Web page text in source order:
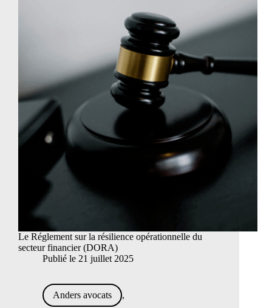
Le Réglement sur la résilience opérationnelle du
secteur financier (DORA)
Publié le 21 juillet 2025
Anders avocats ,